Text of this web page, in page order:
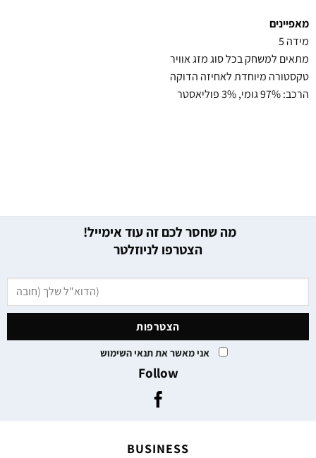
מאפיינים
מידה 5
מתאים למשחק בכל סוג מזג אוויר
טקסטורה מיוחדת לאחיזה הדוקה
הרכב: 97% גומי, 3% פוליאסטר
מה שחסר לכם זה עוד אימייל!
הצטרפו לניוזלטר
אני מאשר את תנאי השימוש
Follow
BUSINESS